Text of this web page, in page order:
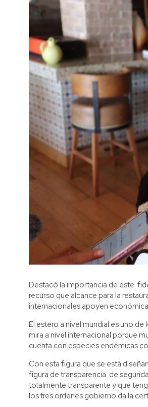
Destacó la importancia de este
recurso que alcance para la
internacionales apoyen
El estero a nivel mundial es uno
mira a nivel internacional porque
cuenta con especies endémicas
Con esta figura que se está
figura de transparencia. de
totalmente transparente y que
los tres ordenes gobierno da la